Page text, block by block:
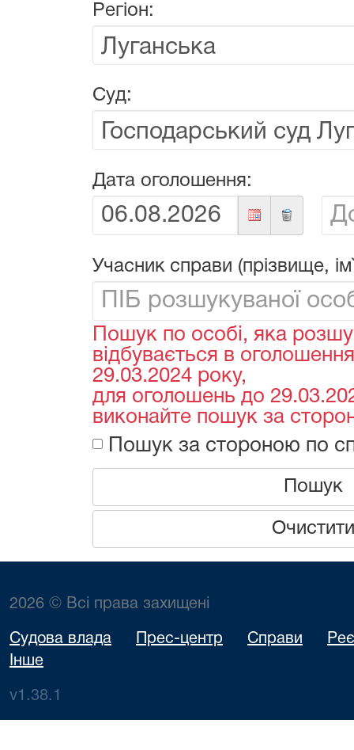
Регіон:
Суд:
Дата оголошення:
Від:
До:
Учасник справи (прізвище,
Пошук по особі, яка
відбувається в
29.03.2024 року,
для оголошень до
виконайте пошук за
Пошук за стороною по
Пошук
Очистити
2026 © Всі права захищені
Судова влада Прес-центр Справи
Інше
v1.38.1